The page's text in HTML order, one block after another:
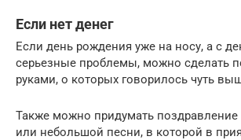
Если нет денег
Если день рождения уже на носу, а с
серьезные проблемы, можно сделать
руками, о которых говорилось чуть
Также можно придумать поздравление
или небольшой песни, в которой в